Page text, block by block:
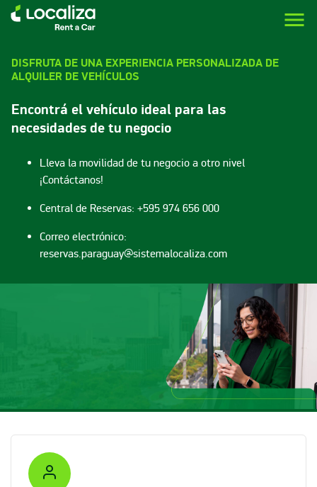
LOCALIZA ALQUILER DE VEHÍCULOS | LOCALIZA menu
DISFRUTA DE UNA EXPERIENCIA PERSONALIZADA DE
ALQUILER DE VEHÍCULOS
Encontrá el vehículo ideal para las
necesidades de tu negocio
Lleva la movilidad de tu negocio a otro nivel
¡Contáctanos!
Central de Reservas: +595 974 656 000
Correo electrónico:
reservas.paraguay@sistemalocaliza.com